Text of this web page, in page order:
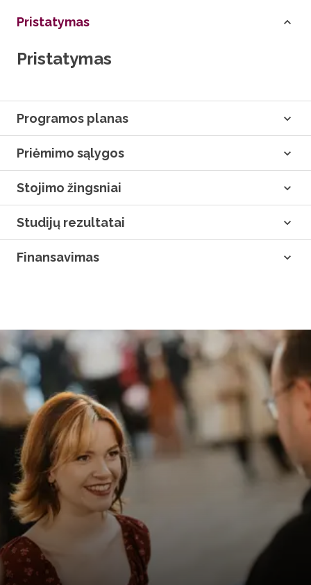
Pristatymas
Pristatymas
Programos planas
Priėmimo sąlygos
Stojimo žingsniai
Studijų rezultatai
Finansavimas